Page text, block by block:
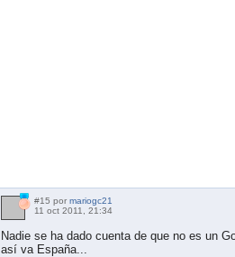
#15 por mariogc21
11 oct 2011, 21:34
Nadie se ha dado cuenta de que no es un
así va España...